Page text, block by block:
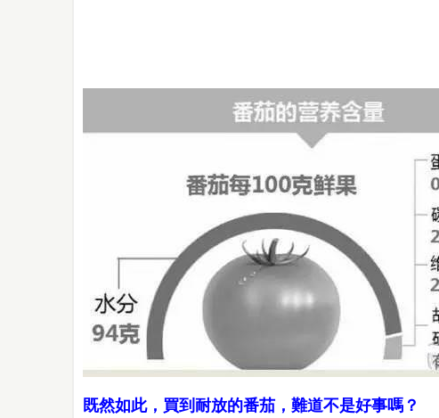
既然如此，買到耐放的番茄，難道不是好事嗎？